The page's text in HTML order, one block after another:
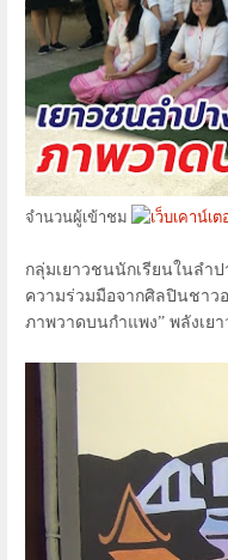
จำนวนผู้เข้าชม
กลุ่มเยาวชนนักเรียนในลำ
ความร่วมมือจากศิลปินชาว
ภาพวาดบนกำแพง” พลังเ